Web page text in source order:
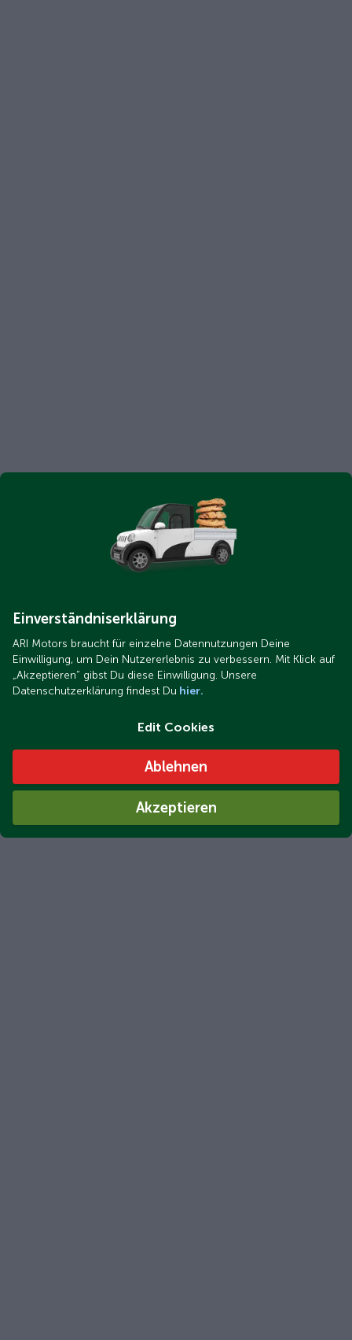
Einverständniserklärung
ARI Motors braucht für einzelne Datennutzungen Deine
Einwilligung, um Dein Nutzererlebnis zu verbessern. Mit Klick auf
„Akzeptieren“ gibst Du diese Einwilligung. Unsere
Datenschutzerklärung findest Du hier.
Edit Cookies
Ablehnen
Akzeptieren